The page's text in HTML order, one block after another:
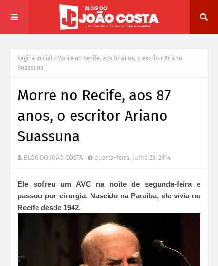
Página inicial
Morre no Recife, aos 87 anos, o escritor Ariano
Suassuna
Morre no Recife, aos 87
anos, o escritor Ariano
Suassuna
BLOG DO JOÃO COSTA quarta-feira, julho 23, 2014
Ele sofreu um AVC na noite de segunda-feira e
passou por cirurgia. Nascido na Paraíba, ele vivia no
Recife desde 1942.